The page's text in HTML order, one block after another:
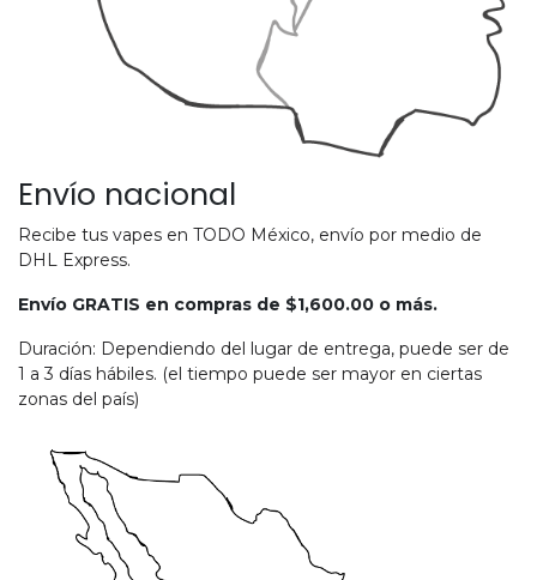
Envío nacional
Recibe tus vapes en TODO México, envío por medio de
DHL Express.
Envío GRATIS en compras de $1,600.00 o más.
Duración: Dependiendo del lugar de entrega, puede ser de
1 a 3 días hábiles. (el tiempo puede ser mayor en ciertas
zonas del país)